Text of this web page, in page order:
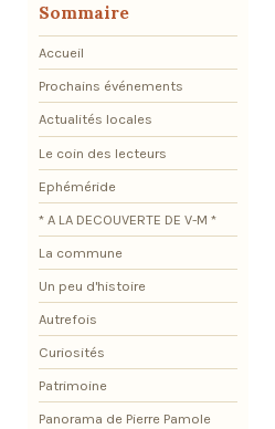
Sommaire
Accueil
Prochains événements
Actualités locales
Le coin des lecteurs
Ephéméride
* A LA DECOUVERTE DE V-M *
La commune
Un peu d'histoire
Autrefois
Curiosités
Patrimoine
Panorama de Pierre Pamole